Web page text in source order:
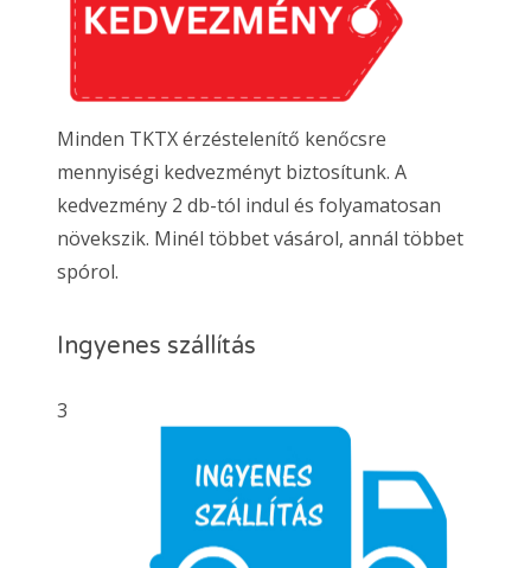
Minden TKTX érzéstelenítő kenőcsre
mennyiségi kedvezményt biztosítunk. A
kedvezmény 2 db-tól indul és folyamatosan
növekszik. Minél többet vásárol, annál többet
spórol.
Ingyenes szállítás
3